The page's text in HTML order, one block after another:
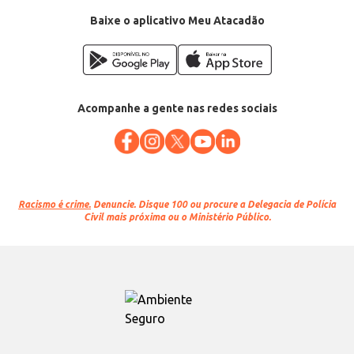
Baixe o aplicativo Meu Atacadão
Acompanhe a gente nas redes sociais
Racismo é crime. Denuncie. Disque 100 ou procure a Delegacia de Polícia
Civil mais próxima ou o Ministério Público.